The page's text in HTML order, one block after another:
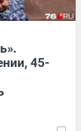
45-